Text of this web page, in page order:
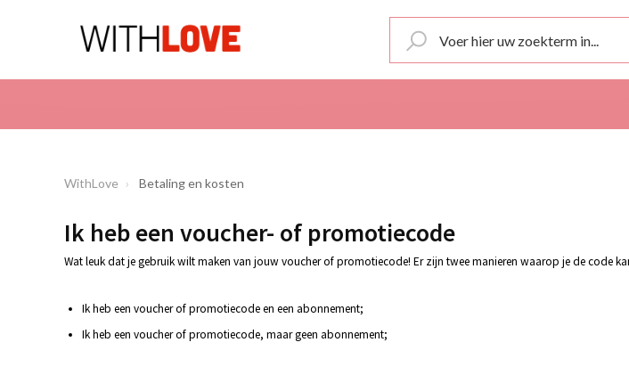
WithLove Betaling en kosten
Ik heb een voucher- of promotiecode
Wat leuk dat je gebruik wilt maken van jouw voucher of promotiecode! Er zijn twee manieren waarop je de code
Ik heb een voucher of promotiecode en een abonnement;
Ik heb een voucher of promotiecode, maar geen abonnement;